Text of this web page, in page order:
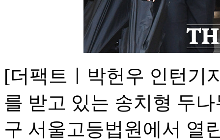
[더팩트ㅣ박헌우 인턴기
를 받고 있는 송치형 두
구 서울고등법원에서 열